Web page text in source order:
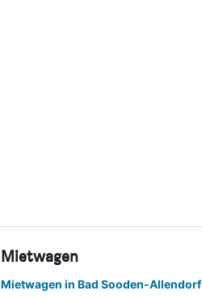
Mietwagen
Mietwagen in Bad Sooden-Allendorf